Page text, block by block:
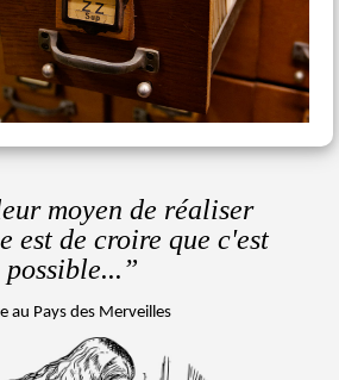
moyen de réaliser
est de croire que c'est
possible...”
au Pays des Merveilles